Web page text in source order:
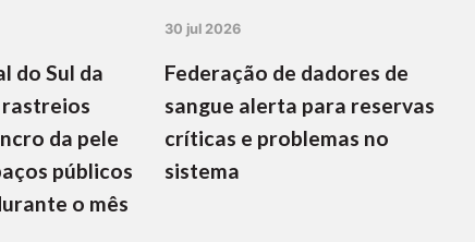
do Sul da
rastreios
da pele
públicos
o mês
30 jul 2026
Federação de dadores de
sangue alerta para reservas
críticas e problemas no
sistema